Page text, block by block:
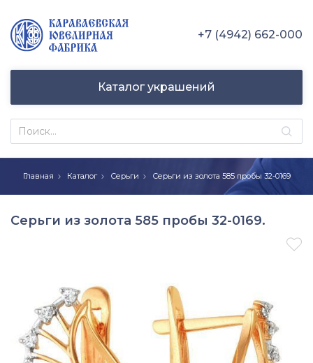
+7 (4942) 662-000
Каталог украшений
Главная Каталог Серьги Серьги из золота 585 пробы 32-0169
Серьги из золота 585 пробы 32-0169.
